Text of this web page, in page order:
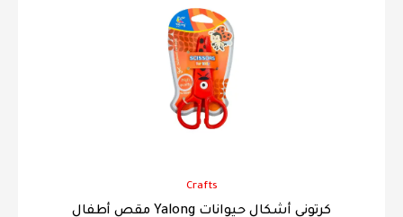
Crafts
مقص أطفال Yalong كرتوني أشكال حيوانات